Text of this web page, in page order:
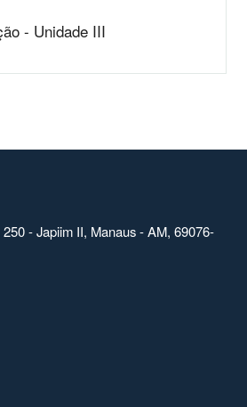
- Unidade III
- Japiim II, Manaus - AM, 69076-